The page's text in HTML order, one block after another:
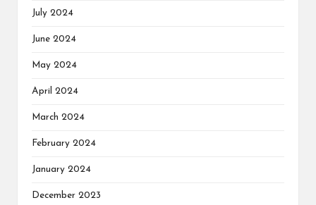
July 2024
June 2024
May 2024
April 2024
March 2024
February 2024
January 2024
December 2023